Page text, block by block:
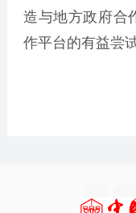
造与地方政府合
作平台的有益尝试